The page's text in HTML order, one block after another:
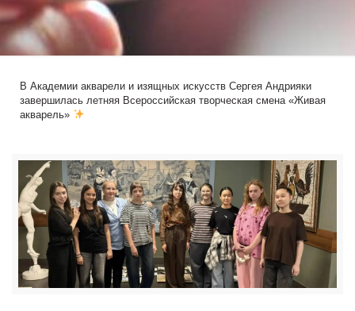
В Академии акварели и изящных искусств Сергея Андрияки
завершилась летняя Всероссийская творческая смена «Живая
акварель»